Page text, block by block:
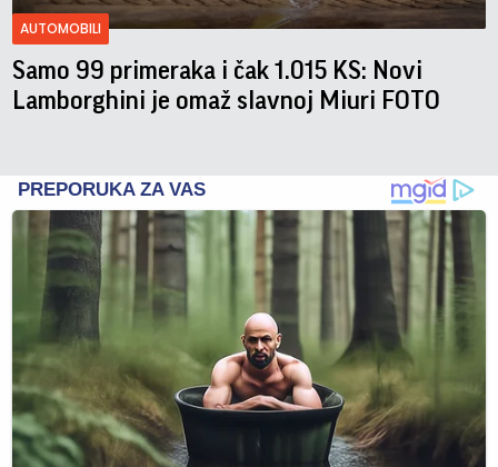
AUTOMOBILI
Samo 99 primeraka i čak 1.015 KS: Novi
Lamborghini je omaž slavnoj Miuri FOTO